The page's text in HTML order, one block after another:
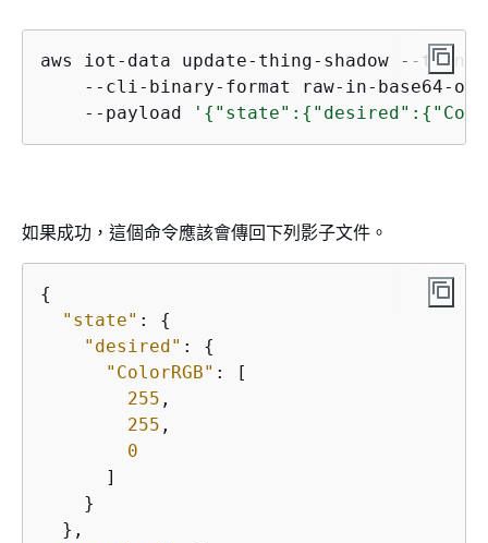
aws iot-data update-thing-shadow --thing-
--cli-binary-format raw-in-base64-
    --payload
' { "state": { "desired": {
如果成功，這個命令應該會傳回下列影子文件。
{
"state" : {
"desired" : {
"ColorRGB" : [
255 ,
255 ,
0
      ]
    }
  },